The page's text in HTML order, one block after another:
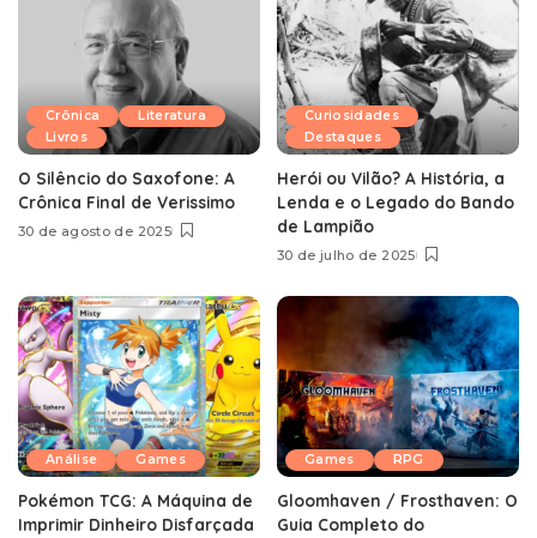
Crônica
Literatura
Livros
O Silêncio do Saxofone: A
Crônica Final de Verissimo
30 de agosto de 2025
Curiosidades
Destaques
Herói ou Vilão? A História, a
Lenda e o Legado do Bando
de Lampião
30 de julho de 2025
Análise Games
Pokémon TCG: A Máquina de
Imprimir Dinheiro Disfarçada
Games RPG
Gloomhaven / Frosthaven: O
Guia Completo do